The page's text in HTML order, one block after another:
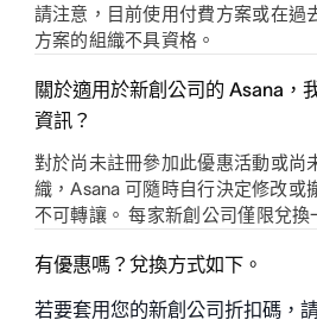
請注意，目前使用付費方案或在過
方案的組織不具資格。
關於適用於新創公司的 Asana，
資訊？
對於尚未註冊參加此優惠活動或尚
織，Asana 可隨時自行決定修改或
不可轉讓。 每家新創公司僅限兌換
有優惠嗎？兌換方式如下。
若要套用您的新創公司折扣碼，